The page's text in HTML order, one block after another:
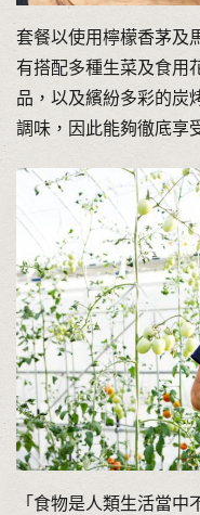
套餐以使用檸檬香茅及
有搭配多種生菜及食用
品，以及繽紛多彩的炭
調味，因此能夠徹底享
「食物是人類生活當